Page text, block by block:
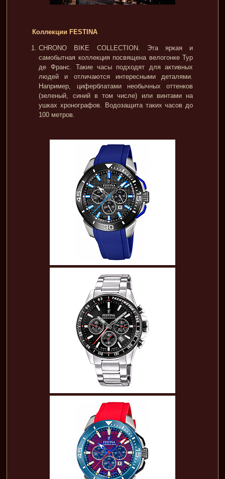
Коллекции FESTINA
CHRONO BIKE COLLECTION. Эта яркая и
самобытная коллекция посвящена велогонке Тур
де Франс. Такие часы подходят для активных
людей и отличаются интересными деталями.
Например, циферблатами необычных оттенков
(зеленый, синий в том числе) или винтами на
ушках хронографов. Водозащита таких часов до
100 метров.